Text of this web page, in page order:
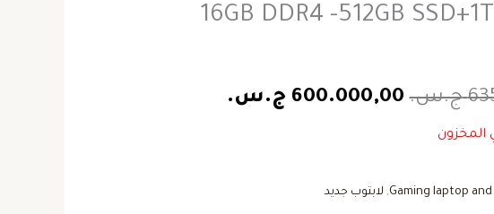
16GB DDR4 -512GB
ج.س.
635.000,00 ج.س..
600.000,00 ج.س.
600.000,00 ج.س..
المخزون
Gaming laptop and
, لابتوب جديد